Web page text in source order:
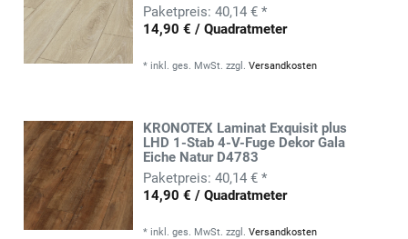
40,14 € *
14,90 € / Quadratmeter
* inkl. ges. MwSt. zzgl.Versandkosten
KRONOTEX Laminat Exquisit plus
LHD 1-Stab 4-V-Fuge Dekor Gala
Eiche Natur D4783
40,14 € *
14,90 € / Quadratmeter
* inkl. ges. MwSt. zzgl.Versandkosten